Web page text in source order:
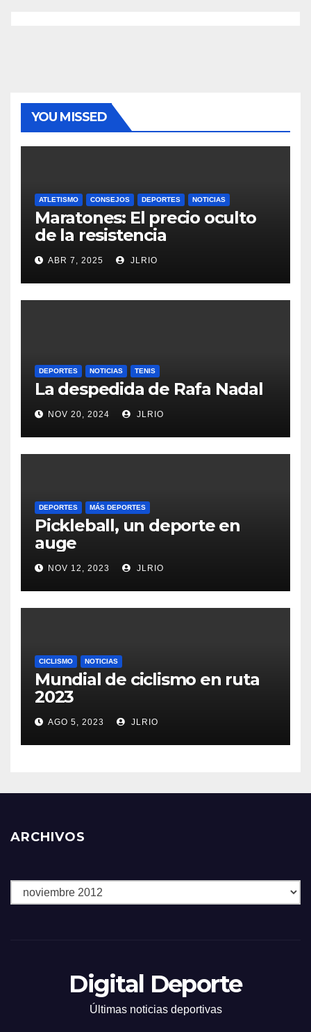
YOU MISSED
ATLETISMO CONSEJOS DEPORTES NOTICIAS
Maratones: El precio oculto
de la resistencia
ABR 7, 2025 JLRIO
DEPORTES NOTICIAS TENIS
La despedida de Rafa Nadal
NOV 20, 2024 JLRIO
DEPORTES MÁS DEPORTES
Pickleball, un deporte en
auge
NOV 12, 2023 JLRIO
CICLISMO NOTICIAS
Mundial de ciclismo en ruta
2023
AGO 5, 2023 JLRIO
ARCHIVOS
Archivos
Digital Deporte
Últimas noticias deportivas